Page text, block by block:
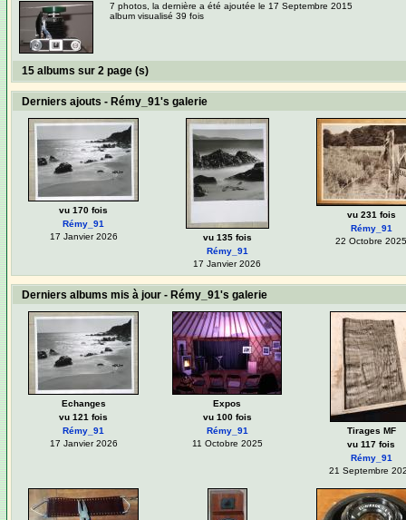
7 photos, la dernière a été ajoutée le 17 Septembre 2015
album visualisé 39 fois
15 albums sur 2 page (s)
Derniers ajouts - Rémy_91's galerie
vu 170 fois
Rémy_91
17 Janvier 2026
vu 135 fois
Rémy_91
17 Janvier 2026
vu 231 fois
Rémy_91
22 Octobre 2025
Derniers albums mis à jour - Rémy_91's galerie
Echanges
vu 121 fois
Rémy_91
17 Janvier 2026
Expos
vu 100 fois
Rémy_91
11 Octobre 2025
Tirages MF
vu 117 fois
Rémy_91
21 Septembre